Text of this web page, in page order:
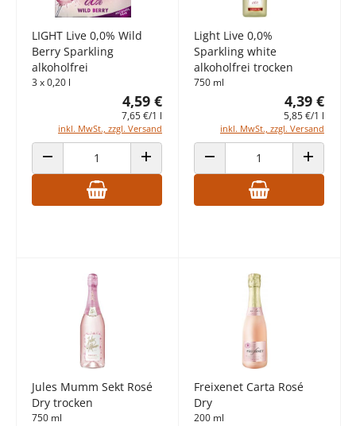
LIGHT Live 0,0% Wild
Berry Sparkling
alkoholfrei
3 x 0,20 l
4,59 €
7,65 €/1 l
inkl. MwSt., zzgl. Versand
ANZAHL VERRINGERN ANZAHL ERHÖHEN
Light Live 0,0%
Sparkling white
alkoholfrei trocken
750 ml
4,39 €
5,85 €/1 l
inkl. MwSt., zzgl. Versand
ANZAHL VERRINGERN ANZAHL
Jules Mumm Sekt Rosé
Dry trocken
750 ml
Freixenet Carta Rosé
Dry
200 ml